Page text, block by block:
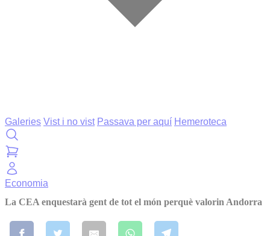
Galeries Vist i no vist Passava per aquí Hemeroteca
Economia
La CEA enquestarà gent de tot el món perquè valorin Andorra